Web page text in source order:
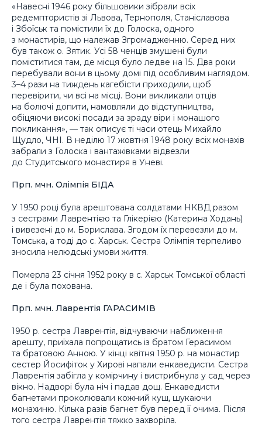
«Навесні 1946 року більшовики зібрали всіх
редемптористів зі Львова, Тернополя, Станіславова
і Збоїськ та помістили їх до Голоска, одного
з монастирів, що належав Згромадженню. Серед них
був також о. Зятик. Усі 58 ченців змушені були
поміститися там, де місця було ледве на 15. Два роки
перебували вони в цьому домі під особливим наглядом.
3–4 рази на тиждень кагебісти приходили, щоб
перевірити, чи всі на місці. Вони викликали отців
на болючі допити, намовляли до відступництва,
обіцяючи високі посади за зраду віри і монашого
покликання», — так описує ті часи отець Михайло
Щудло, ЧНІ. В неділю 17 жовтня 1948 року всіх монахів
забрали з Голоска і вантажівками відвезли
до Студитського монастиря в Уневі.
Прп. мчн. Олімпія БІДА
У 1950 році була арештована солдатами НКВД разом
з сестрами Лаврентією та Глікерією (Катерина Ходань)
і вивезені до м. Борислава. Згодом їх перевезли до м.
Томська, а тоді до с. Харськ. Сестра Олімпія терпеливо
зносила нелюдські умови життя.
Померла 23 січня 1952 року в с. Харськ Томської області
де і була похована.
Прп. мчн. Лаврентія ГАРАСИМІВ
1950 р. сестра Лаврентія, відчуваючи наближення
арешту, приїхала попрощатись із братом Герасимом
та братовою Анною. У кінці квітня 1950 р. на монастир
сестер Йосифіток у Хирові напали енкаведисти. Сестра
Лаврентія забігла у комірчину і вистрибнула у сад через
вікно. Надворі була ніч і падав дощ. Енкаведисти
багнетами проколювали кожний кущ, шукаючи
монахиню. Кілька разів багнет був перед її очима. Після
того сестра Лаврентія тяжко захворіла.